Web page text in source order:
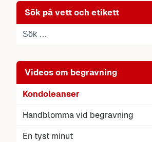
Sök på vett och etikett
Videos om begravning
Kondoleanser
Handblomma vid begravning
En tyst minut